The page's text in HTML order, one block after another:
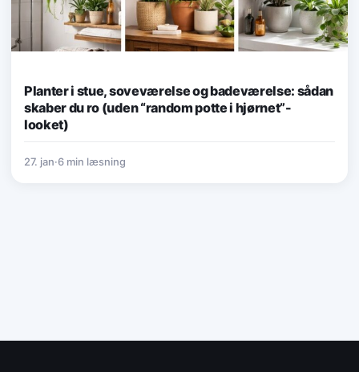
Planter i stue, soveværelse og badeværelse: sådan
skaber du ro (uden “random potte i hjørnet”-
looket)
27. jan·6 min læsning